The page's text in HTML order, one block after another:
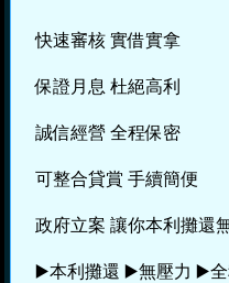
快速審核 實借實拿
保證月息 杜絕高利
誠信經營 全程保密
可整合貸賞 手續簡便
政府立案 讓你本利攤還
▶️本利攤還 ▶️無壓力 ▶️